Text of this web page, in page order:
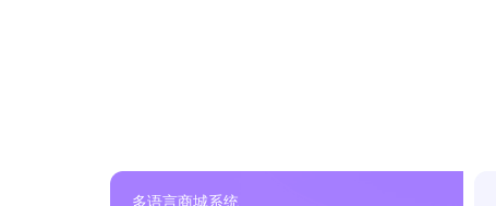
多语言商城系统